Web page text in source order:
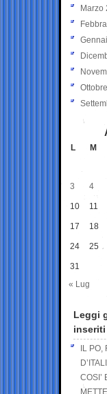
Marzo
L M
3 4
10 11
17 18
24 25
31
« Lug
Leggi
inseriti
IL
COSI’